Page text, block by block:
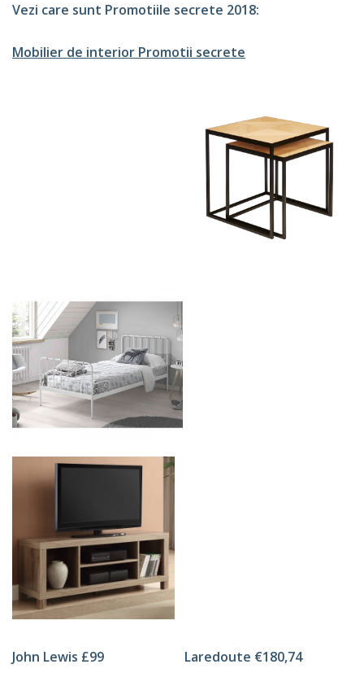
Vezi care sunt Promotiile secrete 2018:
Mobilier de interior Promotii secrete
John Lewis £99
Laredoute €180,74